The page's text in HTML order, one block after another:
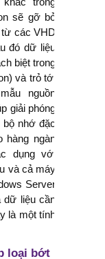
tính
gian đã
túi khi
sẽ gỡ bỏ
các VHD
đó dữ liệu
biệt trong
và trỏ tới
nguồn
giải phóng
nhớ đặc
hàng ngàn
dụng với
và cả máy
Server
dữ liệu cần
là một tính
loại bớt